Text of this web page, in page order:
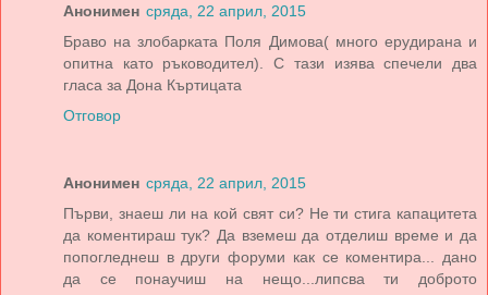
Анонимен сряда, 22 април, 2015
Браво на злобарката Поля Димова( много ерудирана и
опитна като ръководител). С тази изява спечели два
гласа за Дона Къртицата
Отговор
Анонимен сряда, 22 април, 2015
Първи, знаеш ли на кой свят си? Не ти стига капацитета
да коментираш тук? Да вземеш да отделиш време и да
попогледнеш в други форуми как се коментира... дано
да се понаучиш на нещо...липсва ти доброто